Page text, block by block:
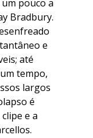
pouco a
Bradbury.
e
até
tempo,
largos
é
e a